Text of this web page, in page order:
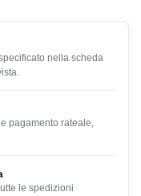
nella scheda
pagamento rateale,
le spedizioni